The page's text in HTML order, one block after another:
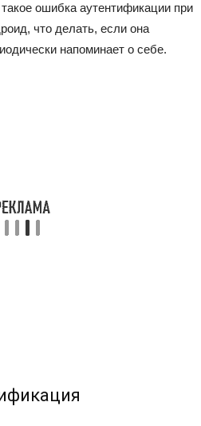
ошибка аутентификации при
что делать, если она
напоминает о себе.